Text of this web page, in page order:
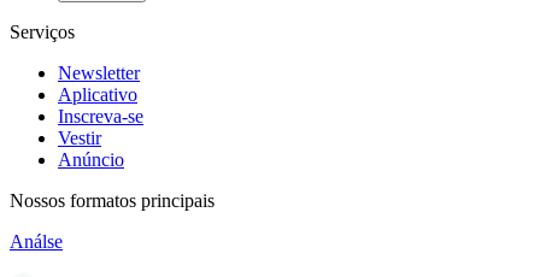
Serviços
Newsletter
Aplicativo
Inscreva-se
Vestir
Anúncio
Nossos formatos principais
Análse